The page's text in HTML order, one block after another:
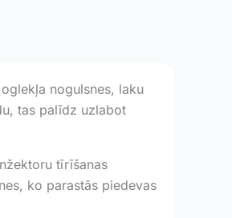
nogulsnes, laku
tas palīdz uzlabot
tīrīšanas
ko parastās piedevas